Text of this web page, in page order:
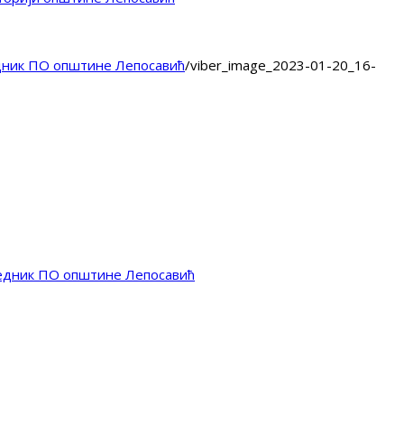
ПО општине Лепосавић/viber_image_2023-01-20_16-
ПО општине Лепосавић